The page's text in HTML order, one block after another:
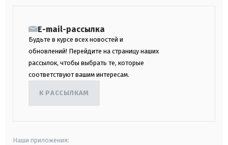
E-mail-рассылка
Будьте в курсе всех новостей и
обновлений! Перейдите на страницу наших
рассылок, чтобы выбрать те, которые
соответствуют вашим интересам.
К РАССЫЛКАМ
Наши приложения: